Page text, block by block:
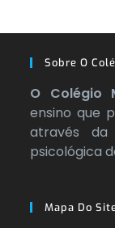
Sobre O
O Colégio
ensino que
através da
psicológica
Mapa Do